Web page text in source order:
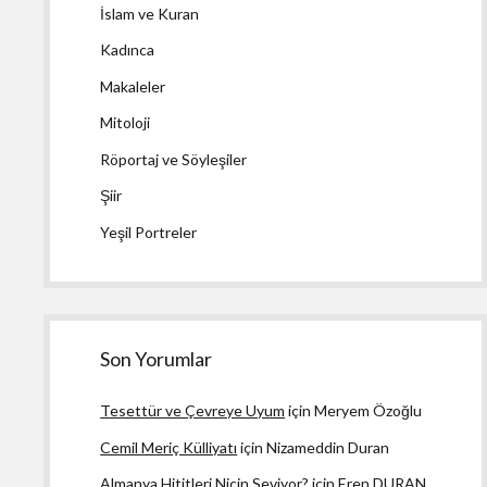
İslam ve Kuran
Kadınca
Makaleler
Mitoloji
Röportaj ve Söyleşiler
Şiir
Yeşil Portreler
Son Yorumlar
Tesettür ve Çevreye Uyum içinMeryem Özoğlu
Cemil Meriç Külliyatı içinNizameddin Duran
Almanya Hititleri Niçin Seviyor? içinEren DURAN